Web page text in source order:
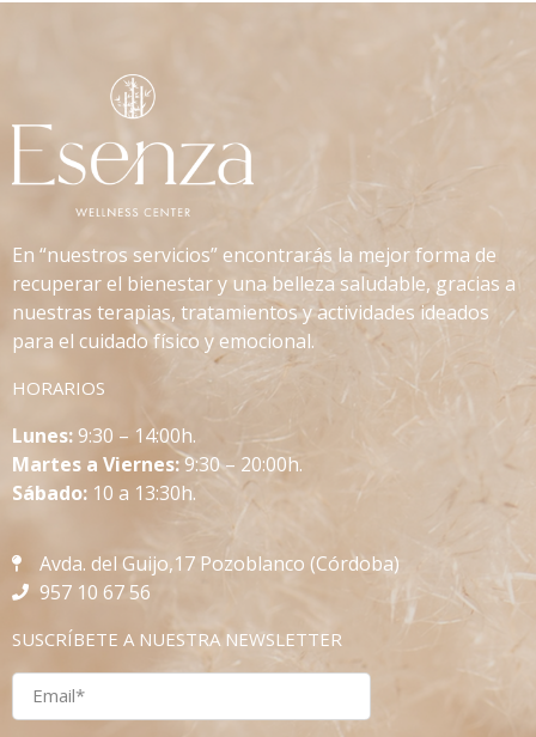
En “nuestros servicios” encontrarás la mejor forma de
recuperar el bienestar y una belleza saludable, gracias a
nuestras terapias, tratamientos y actividades ideados
para el cuidado físico y emocional.
HORARIOS
Lunes:9:30 – 14:00h.
Martes a Viernes:9:30 – 20:00h.
Sábado: 10 a 13:30h.
Avda. del Guijo,17 Pozoblanco (Córdoba)
957 10 67 56
SUSCRÍBETE A NUESTRA NEWSLETTER